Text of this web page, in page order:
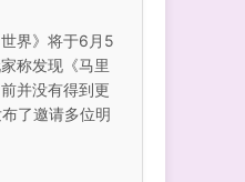
界》将于6月5
称发现《马里
并没有得到更
了邀请多位明